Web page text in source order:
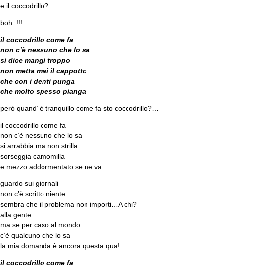
e il coccodrillo?…
boh..!!!
il coccodrillo come fa
non c’è nessuno che lo sa
si dice mangi troppo
non metta mai il cappotto
che con i denti punga
che molto spesso pianga
però quand’ è tranquillo come fa sto coccodrillo?…
il coccodrillo come fa
non c’è nessuno che lo sa
si arrabbia ma non strilla
sorseggia camomilla
e mezzo addormentato se ne va.
guardo sui giornali
non c’è scritto niente
sembra che il problema non importi…A chi?
alla gente
ma se per caso al mondo
c’è qualcuno che lo sa
la mia domanda è ancora questa qua!
il coccodrillo come fa